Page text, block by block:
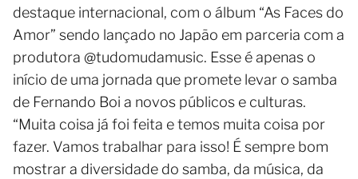
destaque internacional, com o álbum “As Faces do
Amor” sendo lançado no Japão em parceria com a
produtora @tudomudamusic. Esse é apenas o
início de uma jornada que promete levar o samba
de Fernando Boi a novos públicos e culturas.
“Muita coisa já foi feita e temos muita coisa por
fazer. Vamos trabalhar para isso! É sempre bom
mostrar a diversidade do samba, da música, da